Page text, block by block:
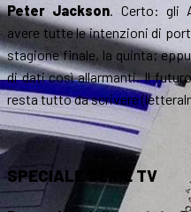
Peter Jackson . Certo: gli
avere tutte le intenzioni di
stagione finale, la quinta;
di dati così allarmanti. Il
resta tutto da scrivere
SPECIALE SERIE TV